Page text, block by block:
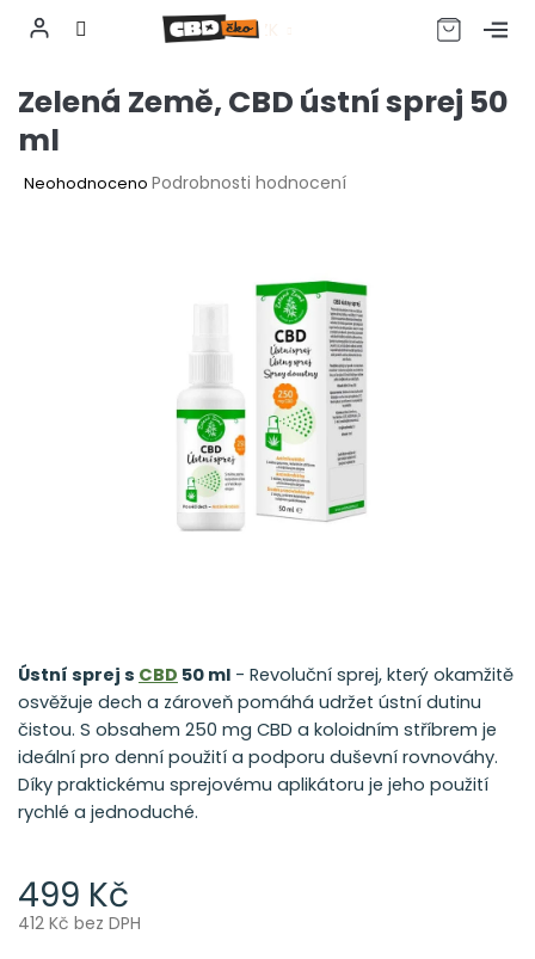
na
CZK
Zelená Země, CBD ústní sprej 50
ml
Průměrné
Neohodnoceno Podrobnosti hodnocení
499 Kč
412 Kč bez DPH
Ústní sprej s CBD 50 ml - Revoluční sprej, který okamžitě
osvěžuje dech a zároveň pomáhá udržet ústní dutinu
čistou. S obsahem 250 mg CBD a koloidním stříbrem je
ideální pro denní použití a podporu duševní rovnováhy.
Díky praktickému sprejovému aplikátoru je jeho použití
rychlé a jednoduché.